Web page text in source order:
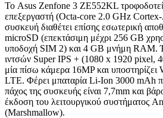
Το Asus Zenfone 3 ZE552KL
επεξεργαστή (Octa-core 2.0 GHz
συσκευή διαθέτει επίσης εσωτερική
microSD (επεκτάσιμη μέχρι 256 GB
υποδοχή SIM 2) και 4 GB μνήμη RAM.
ιντσών Super IPS + (1080 x 1920 pixel,
μία πίσω κάμερα 16MP και
LTE. Φέρει μπαταρία Li-Ion 3000 mAh
πάχος της συσκευής είναι 7,7mm και
έκδοση του λειτουργικού συστήματος
(Marshmallow).